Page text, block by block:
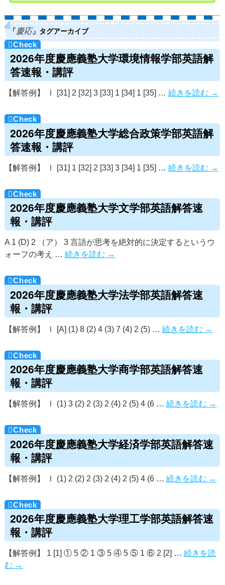
「慶応」タグアーカイブ
2026年度慶應義塾大学環境情報学部英語解
答速報・講評
【解答例】 Ⅰ [31] 2 [32] 3 [33] 1 [34] 1 [35] …続きを読む →
2026年度慶應義塾大学総合政策学部英語解
答速報・講評
【解答例】 Ⅰ [31] 1 [32] 2 [33] 3 [34] 1 [35] …続きを読む →
2026年度慶應義塾大学文学部英語解答速
報・講評
A 1 (D) 2 （ア） 3 言語が思考を絶対的に決定するというウ
ォーフの考え …続きを読む →
2026年度慶應義塾大学法学部英語解答速
報・講評
【解答例】 Ⅰ [A] (1) 8 (2) 4 (3) 7 (4) 2 (5) …続きを読む →
2026年度慶應義塾大学商学部英語解答速
報・講評
【解答例】 Ⅰ (1) 3 (2) 2 (3) 2 (4) 2 (5) 4 (6 …続きを読む →
2026年度慶應義塾大学経済学部英語解答速
報・講評
【解答例】 Ⅰ (1) 2 (2) 2 (3) 2 (4) 2 (5) 4 (6 …続きを読む →
2026年度慶應義塾大学理工学部英語解答速
報・講評
【解答例】 1 [1] ① 5 ② 1 ③ 5 ④ 5 ⑤ 1 ⑥ 2 [2] …続きを読
む →